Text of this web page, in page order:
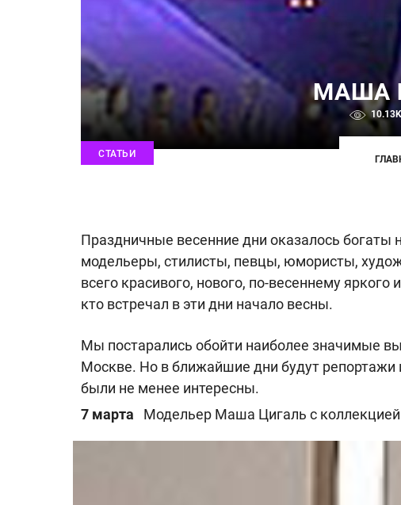
МАША
10.13K
СТАТЬИ
Праздничные весенние дни оказалось
модельеры, стилисты, певцы, юмористы,
всего красивого, нового, по-весеннему
кто встречал в эти дни начало весны.
Мы постарались обойти наиболее значимые
Москве. Но в ближайшие дни будут репортажи
были не менее интересны.
7 марта
Модельер Маша Цигаль с коллекцией